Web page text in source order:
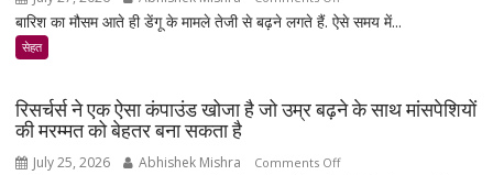
टाइप-2
सावधान
बारिश का मौसम आते ही डेंगू के मामले तेजी से बढ़ने लगते हैं. ऐसे समय में...
सेहत
रिसर्चर्स ने एक ऐसा कंपाउंड खोजा है जो उम्र बढ़ने के साथ मांसपेशियों
की मरम्मत को बेहतर बना सकता है
July 25, 2026 Abhishek Mishra Comments Offon